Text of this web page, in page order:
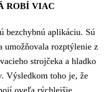
ROBÍ VIAC
bezchybnú aplikáciu. Sú
umožňovala rozptýlenie z
strojčeka a hladko
Výsledkom toho je, že
oveľa rýchlejšie